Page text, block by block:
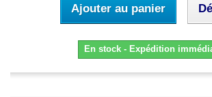
Ajouter au panier
En stock - Expédition